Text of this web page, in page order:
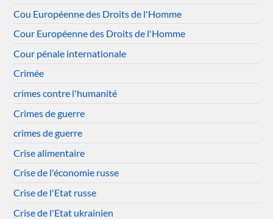
Cou Européenne des Droits de l'Homme
Cour Européenne des Droits de l'Homme
Cour pénale internationale
Crimée
crimes contre l'humanité
Crimes de guerre
crimes de guerre
Crise alimentaire
Crise de l'économie russe
Crise de l'Etat russe
Crise de l'Etat ukrainien